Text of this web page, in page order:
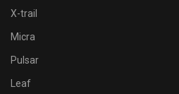
X-trail
Micra
Pulsar
Leaf